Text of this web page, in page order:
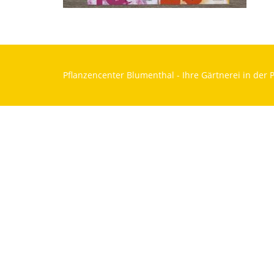
Pflanzencenter Blumenthal - Ihre Gärtnerei in der